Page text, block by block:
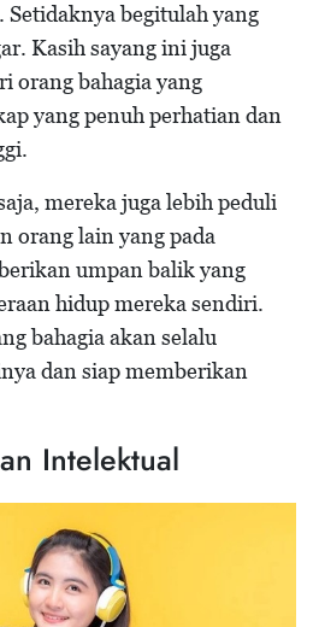
Setidaknya begitulah yang
Kasih sayang ini juga
orang bahagia yang
yang penuh perhatian dan
mereka juga lebih peduli
orang lain yang pada
umpan balik yang
hidup mereka sendiri.
bahagia akan selalu
dan siap memberikan
Intelektual